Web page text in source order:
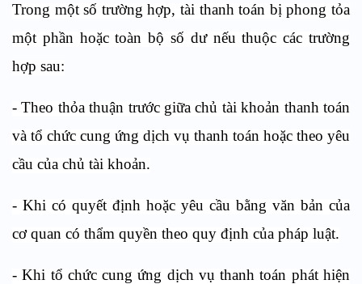
Trong một số trường hợp, tài thanh toán bị phong tỏa
một phần hoặc toàn bộ số dư nếu thuộc các trường
hợp sau:
- Theo thỏa thuận trước giữa chủ tài khoản thanh toán
và tổ chức cung ứng dịch vụ thanh toán hoặc theo yêu
cầu của chủ tài khoản.
- Khi có quyết định hoặc yêu cầu bằng văn bản của
cơ quan có thẩm quyền theo quy định của pháp luật.
- Khi tổ chức cung ứng dịch vụ thanh toán phát hiện